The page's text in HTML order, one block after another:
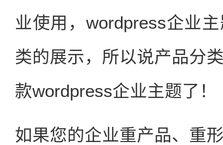
业使用，wordpress企业
类的展示，所以说产品分
款wordpress企业主题了！
如果您的企业重产品、重